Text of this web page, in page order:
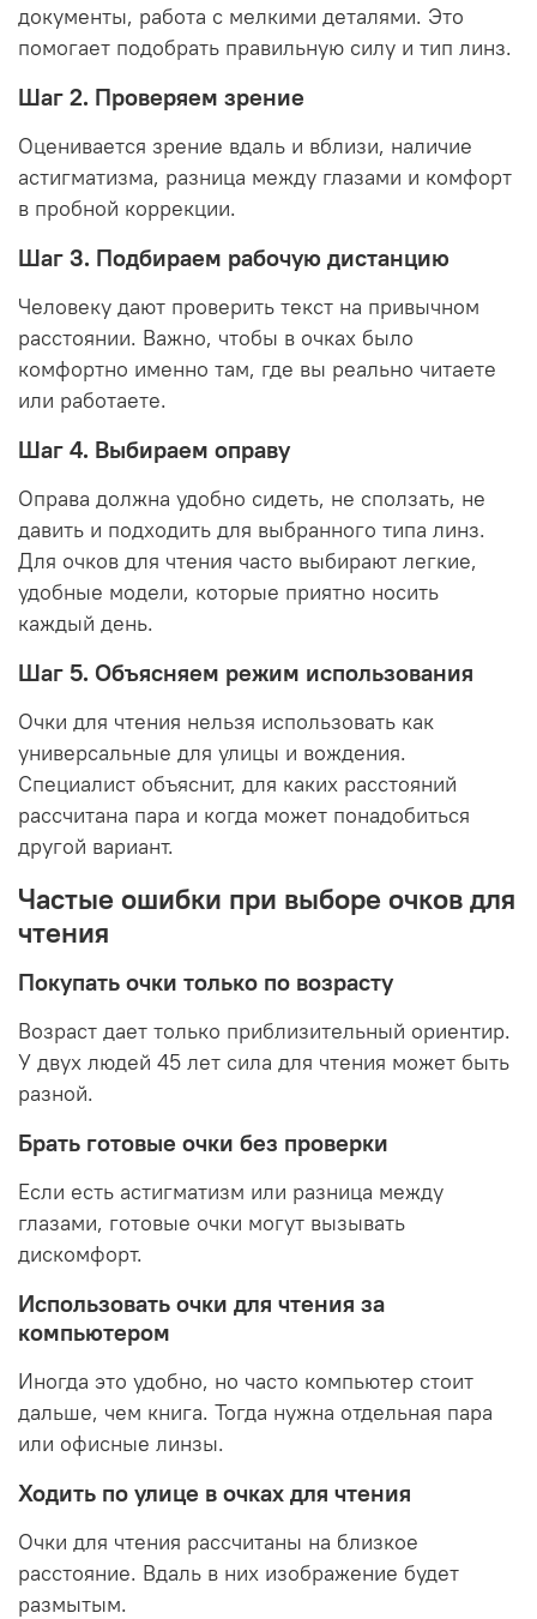
документы, работа с мелкими деталями. Это
помогает подобрать правильную силу и тип линз.
Шаг 2. Проверяем зрение
Оценивается зрение вдаль и вблизи, наличие
астигматизма, разница между глазами и комфорт
в пробной коррекции.
Шаг 3. Подбираем рабочую дистанцию
Человеку дают проверить текст на привычном
расстоянии. Важно, чтобы в очках было
комфортно именно там, где вы реально читаете
или работаете.
Шаг 4. Выбираем оправу
Оправа должна удобно сидеть, не сползать, не
давить и подходить для выбранного типа линз.
Для очков для чтения часто выбирают легкие,
удобные модели, которые приятно носить
каждый день.
Шаг 5. Объясняем режим использования
Очки для чтения нельзя использовать как
универсальные для улицы и вождения.
Специалист объяснит, для каких расстояний
рассчитана пара и когда может понадобиться
другой вариант.
Частые ошибки при выборе очков для
чтения
Покупать очки только по возрасту
Возраст дает только приблизительный ориентир.
У двух людей 45 лет сила для чтения может быть
разной.
Брать готовые очки без проверки
Если есть астигматизм или разница между
глазами, готовые очки могут вызывать
дискомфорт.
Использовать очки для чтения за
компьютером
Иногда это удобно, но часто компьютер стоит
дальше, чем книга. Тогда нужна отдельная пара
или офисные линзы.
Ходить по улице в очках для чтения
Очки для чтения рассчитаны на близкое
расстояние. Вдаль в них изображение будет
размытым.